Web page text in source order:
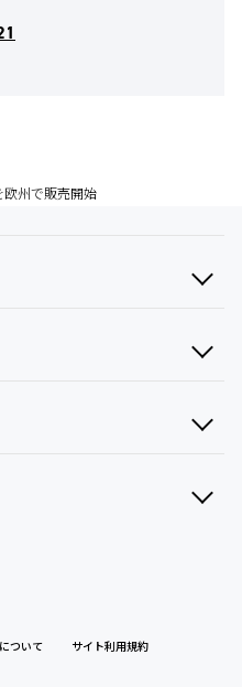
州で販売開始
ついて サイト利用規約